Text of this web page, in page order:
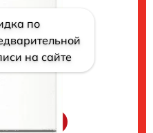
по
на сайте